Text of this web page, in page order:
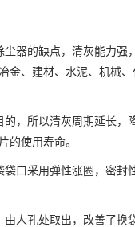
器的缺点，清灰能力强
、建材、水泥、机械
，所以清灰周期延长，
的使用寿命。
口采用弹性涨圈，密封
人孔处取出，改善了换